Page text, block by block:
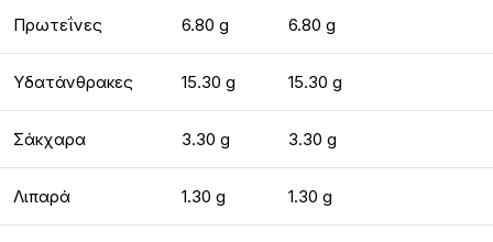
Πρωτεΐνες 6.80 g 6.80 g
Υδατάνθρακες 15.30 g 15.30 g
Σάκχαρα 3.30 g 3.30 g
Λιπαρά 1.30 g 1.30 g